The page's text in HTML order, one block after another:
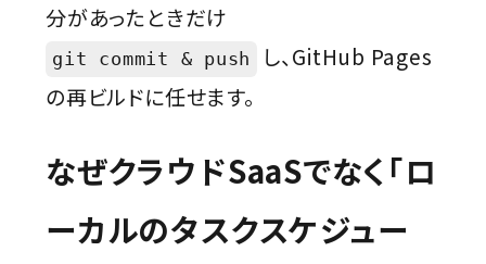
分があったときだけ
git commit & push
し、GitHub Pages
の再ビルドに任せます。
なぜクラウドSaaSでなく「ロ
ーカルのタスクスケジュー